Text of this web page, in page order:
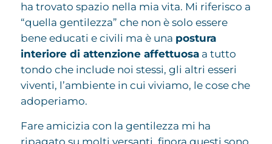
ha trovato spazio nella mia vita. Mi riferisco a
“quella gentilezza” che non è solo essere
bene educati e civili ma è una postura
interiore di attenzione affettuosaa tutto
tondo che include noi stessi, gli altri esseri
viventi, l’ambiente in cui viviamo, le cose che
adoperiamo.
Fare amicizia con la gentilezza mi ha
ripagato su molti versanti, finora questi sono